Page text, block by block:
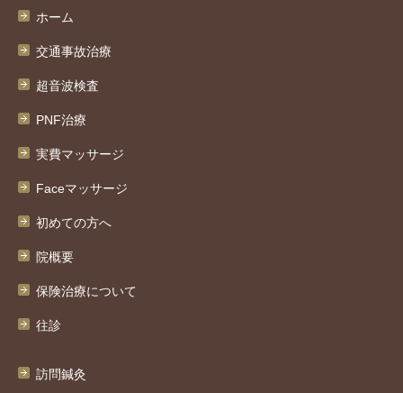
ホーム
交通事故治療
超音波検査
PNF治療
実費マッサージ
Faceマッサージ
初めての方へ
院概要
保険治療について
往診
訪問鍼灸